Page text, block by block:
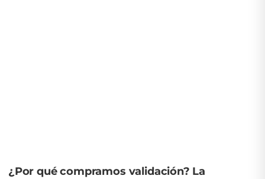
¿Por qué compramos validación? La